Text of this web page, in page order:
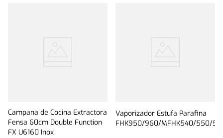
Campana de Cocina Extractora
Fensa 60cm Double Function
FX U6160 Inox
Vaporizador Estufa Parafina
FHK950/960/MFHK540/550/